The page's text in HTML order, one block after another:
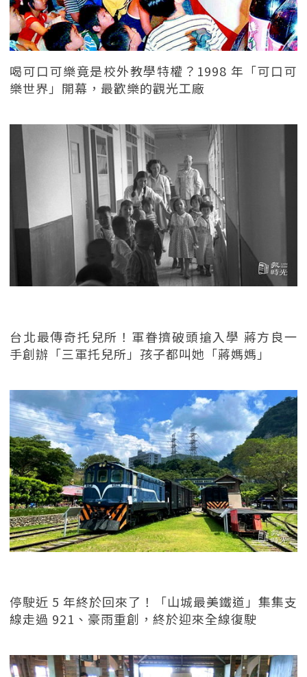
喝可口可樂竟是校外教學特權？1998 年「可口可
樂世界」開幕，最歡樂的觀光工廠
台北最傳奇托兒所！軍眷擠破頭搶入學 蔣方良一
手創辦「三軍托兒所」孩子都叫她「蔣媽媽」
停駛近 5 年終於回來了！「山城最美鐵道」集集支
線走過 921、豪雨重創，終於迎來全線復駛